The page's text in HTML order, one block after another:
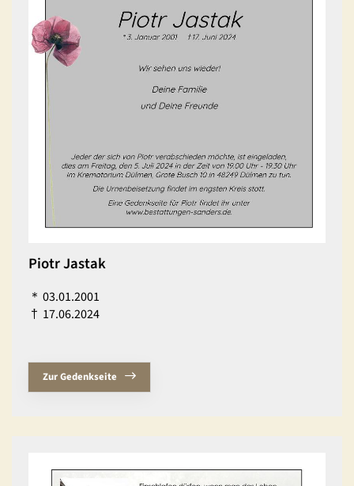
Piotr Jastak
＊ 03.01.2001
† 17.06.2024
Zur Gedenkseite